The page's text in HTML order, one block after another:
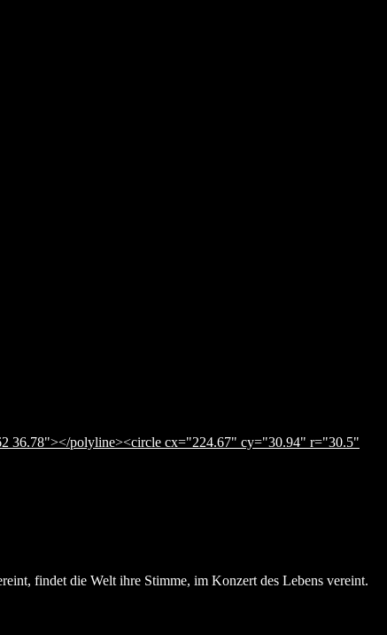
36.78"></polyline><circle cx="224.67" cy="30.94" r="30.5"
findet die Welt ihre Stimme, im Konzert des Lebens vereint.